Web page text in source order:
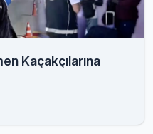
Kaçakçılarına